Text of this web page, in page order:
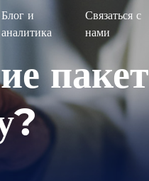
Блог и
аналитика
Связаться с
нами